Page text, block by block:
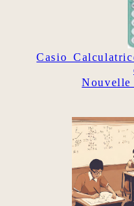
Casio